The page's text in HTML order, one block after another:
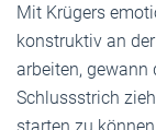
Mit Krügers
konstruktiv an
arbeiten, gewann
Schlussstrich